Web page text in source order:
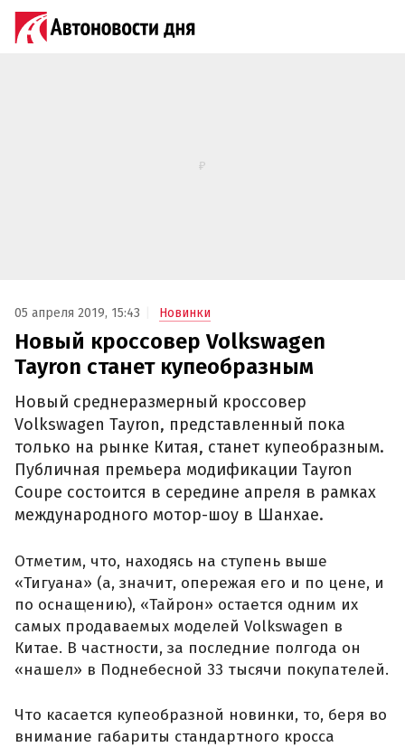
05 апреля 2019, 15:43 Новинки
Новый кроссовер Volkswagen
Tayron станет купеобразным
Новый среднеразмерный кроссовер
Volkswagen Tayron, представленный пока
только на рынке Китая, станет купеобразным.
Публичная премьера модификации Tayron
Coupe состоится в середине апреля в рамках
международного мотор-шоу в Шанхае.
Отметим, что, находясь на ступень выше
«Тигуана» (а, значит, опережая его и по цене, и
по оснащению), «Тайрон» остается одним их
самых продаваемых моделей Volkswagen в
Китае. В частности, за последние полгода он
«нашел» в Поднебесной 33 тысячи покупателей.
Что касается купеобразной новинки, то, беря во
внимание габариты стандартного кросса